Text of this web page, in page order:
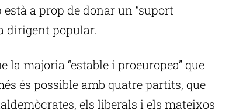
a prop de donar un “suport
dirigent popular.
la majoria “estable i proeuropea” que
és possible amb quatre partits, que
els liberals i els mateixos